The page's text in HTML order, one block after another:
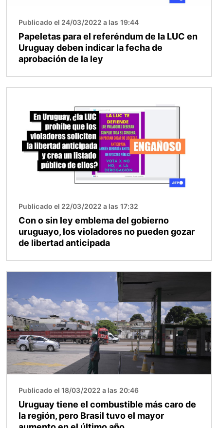
Publicado el 24/03/2022 a las 19:44
Papeletas para el referéndum de la LUC en
Uruguay deben indicar la fecha de
aprobación de la ley
Publicado el 22/03/2022 a las 17:32
Con o sin ley emblema del gobierno
uruguayo, los violadores no pueden gozar
de libertad anticipada
Publicado el 18/03/2022 a las 20:46
Uruguay tiene el combustible más caro de
la región, pero Brasil tuvo el mayor